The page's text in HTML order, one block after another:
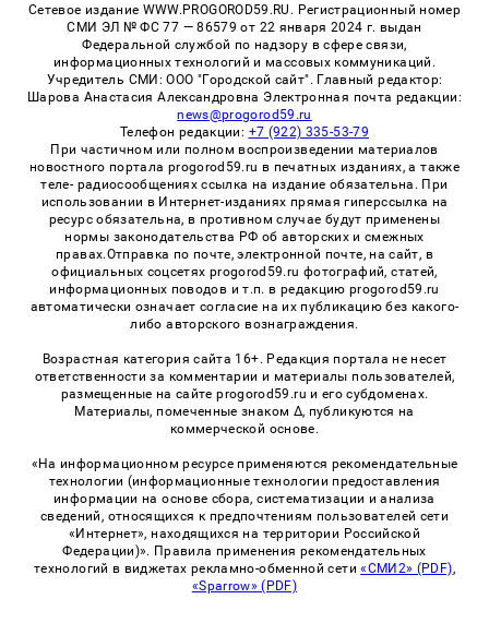
Сетевое издание WWW.PROGOROD59.RU. Регистрационный номер
СМИ ЭЛ № ФС 77 — 86579 от 22 января 2024 г. выдан
Федеральной службой по надзору в сфере связи,
информационных технологий и массовых коммуникаций.
Учредитель СМИ: ООО "Городской сайт". Главный редактор:
Шарова Анастасия Александровна Электронная почта редакции:
news@progorod59.ru
Телефон редакции: +7 (922) 335-53-79
При частичном или полном воспроизведении материалов
новостного портала progorod59.ru в печатных изданиях, а также
теле- радиосообщениях ссылка на издание обязательна. При
использовании в Интернет-изданиях прямая гиперссылка на
ресурс обязательна, в противном случае будут применены
нормы законодательства РФ об авторских и смежных
правах.Отправка по почте, электронной почте, на сайт, в
официальных соцсетях progorod59.ru фотографий, статей,
информационных поводов и т.п. в редакцию progorod59.ru
автоматически означает согласие на их публикацию без какого-
либо авторского вознаграждения.
Возрастная категория сайта 16+. Редакция портала не несет
ответственности за комментарии и материалы пользователей,
размещенные на сайте progorod59.ru и его субдоменах.
Материалы, помеченные знаком Δ, публикуются на
коммерческой основе.
«На информационном ресурсе применяются рекомендательные
технологии (информационные технологии предоставления
информации на основе сбора, систематизации и анализа
сведений, относящихся к предпочтениям пользователей сети
«Интернет», находящихся на территории Российской
Федерации)». Правила применения рекомендательных
технологий в виджетах рекламно-обменной сети«СМИ2» (PDF),
«Sparrow» (PDF)